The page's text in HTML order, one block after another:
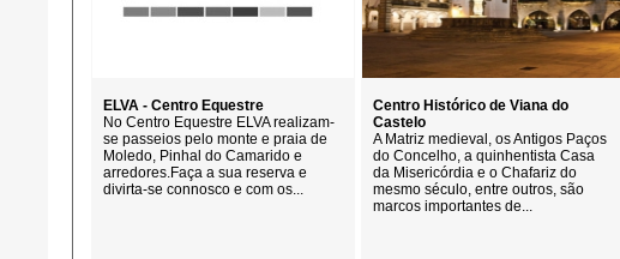
ELVA - Centro Equestre
No Centro Equestre ELVA realizam-
se passeios pelo monte e praia de
Moledo, Pinhal do Camarido e
arredores.Faça a sua reserva e
divirta-se connosco e com os...
Centro Histórico de Viana do
Castelo
A Matriz medieval, os Antigos Paços
do Concelho, a quinhentista Casa
da Misericórdia e o Chafariz do
mesmo século, entre outros, são
marcos importantes de...